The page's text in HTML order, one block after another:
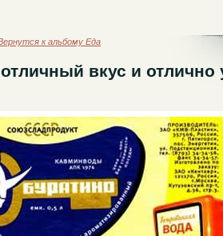
к альбому Еда
вкус и отлично